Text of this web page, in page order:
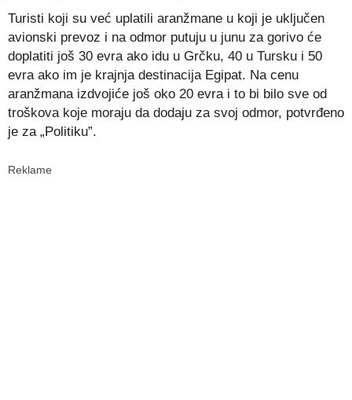
Turisti koji su već uplatili aranžmane u koji je uključen
avionski prevoz i na odmor putuju u junu za gorivo će
doplatiti još 30 evra ako idu u Grčku, 40 u Tursku i 50
evra ako im je krajnja destinacija Egipat. Na cenu
aranžmana izdvojiće još oko 20 evra i to bi bilo sve od
troškova koje moraju da dodaju za svoj odmor, potvrđeno
je za „Politiku”.
Reklame